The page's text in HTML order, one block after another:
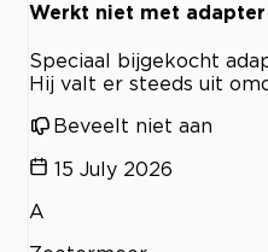
Werkt niet met adapter
Speciaal bijgekocht
Hij valt er steeds uit
Beveelt niet aan
15 July 2026
A